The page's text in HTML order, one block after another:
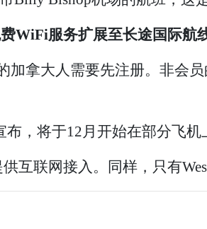
WiFi服务扩展至长途国际航
加拿大人需要先注册。非会
，将于12月开始在部分飞机
互联网接入。同样，只有